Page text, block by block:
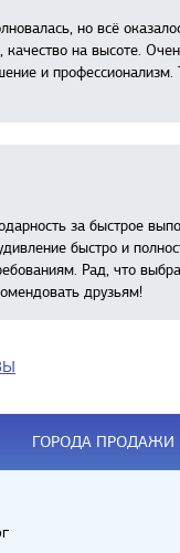
но всё
на высоте.
и
за быстрое
быстро и
Рад, что
друзьям!
ГОРОДА ПРОДАЖИ